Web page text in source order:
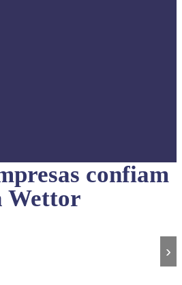
confiam
Wettor
›